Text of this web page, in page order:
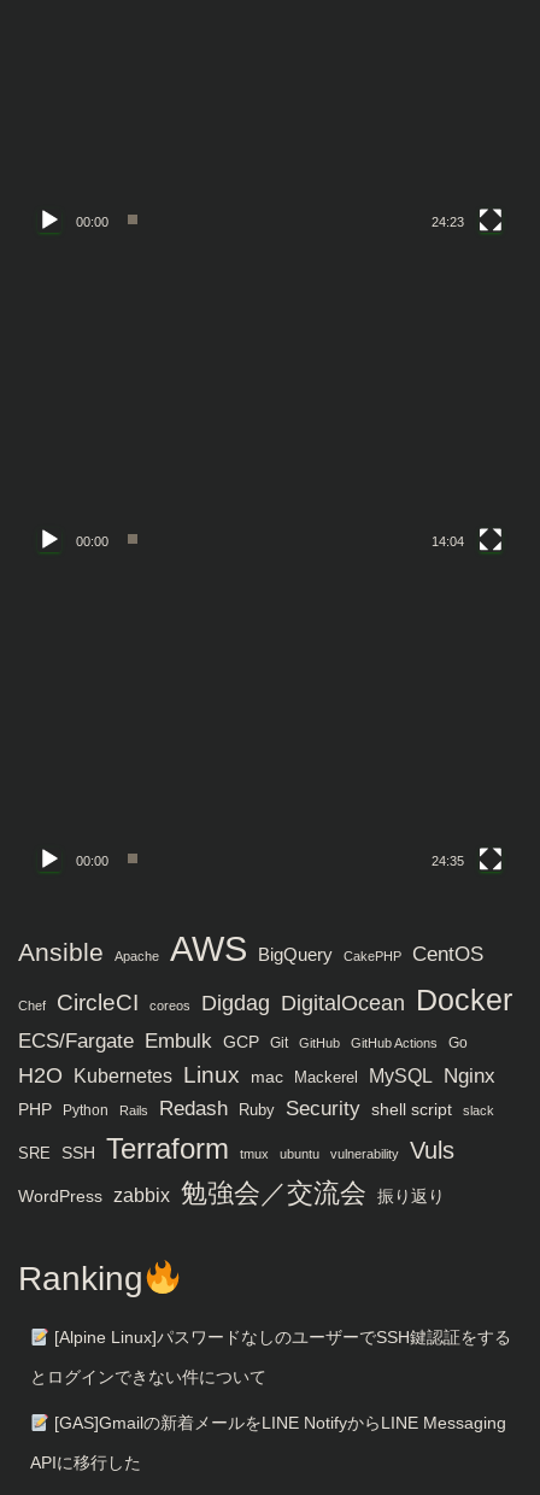
00:00 24:23
00:00 14:04
00:00 24:35
Ansible Apache AWS BigQuery CakePHP CentOS
Chef CircleCI coreos Digdag DigitalOcean Docker
ECS/Fargate Embulk GCP Git GitHub GitHub Actions Go
H2O Kubernetes Linux mac Mackerel MySQL Nginx
PHP Python Rails Redash Ruby Security shell script slack
SRE SSH Terraform tmux ubuntu vulnerability Vuls
WordPress zabbix 勉強会／交流会 振り返り
Ranking
[Alpine Linux]パスワードなしのユーザーでSSH鍵認証をする
とログインできない件について
[GAS]Gmailの新着メールをLINE NotifyからLINE Messaging
APIに移行した